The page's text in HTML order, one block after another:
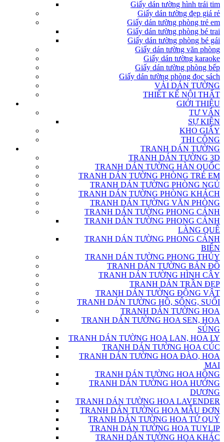
Giấy dán tường hình trái tim
Giấy dán tường đẹp giá rẻ
Giấy dán tường phòng trẻ em
Giấy dán tường phòng bé trai
Giấy dán tường phòng bé gái
Giấy dán tường văn phòng
Giấy dán tường karaoke
Giấy dán tường phòng bếp
Giấy dán tường phòng đọc sách
VẢI DÁN TƯỜNG
THIẾT KẾ NỘI THẤT
GIỚI THIỆU
TƯ VẤN
SỰ KIỆN
KHO GIẤY
THI CÔNG
TRANH DÁN TƯỜNG
TRANH DÁN TƯỜNG 3D
TRANH DÁN TƯỜNG HÀN QUỐC
TRANH DÁN TƯỜNG PHÒNG TRẺ EM
TRANH DÁN TƯỜNG PHÒNG NGỦ
TRANH DÁN TƯỜNG PHÒNG KHÁCH
TRANH DÁN TƯỜNG VĂN PHÒNG
TRANH DÁN TƯỜNG PHONG CẢNH
TRANH DÁN TƯỜNG PHONG CẢNH
LÀNG QUÊ
TRANH DÁN TƯỜNG PHONG CẢNH
BIỂN
TRANH DÁN TƯỜNG PHONG THỦY
TRANH DÁN TƯỜNG BẢN ĐỒ
TRANH DÁN TƯỜNG HÌNH CÂY
TRANH DÁN TRẦN ĐẸP
TRANH DÁN TƯỜNG ĐỘNG VẬT
TRANH DÁN TƯỜNG HỒ, SÔNG, SUỐI
TRANH DÁN TƯỜNG HOA
TRANH DÁN TƯỜNG HOA SEN, HOA
SÚNG
TRANH DÁN TƯỜNG HOA LAN, HOA LY
TRANH DÁN TƯỜNG HOA CÚC
TRANH DÁN TƯỜNG HOA ĐÀO, HOA
MAI
TRANH DÁN TƯỜNG HOA HỒNG
TRANH DÁN TƯỜNG HOA HƯỚNG
DƯƠNG
TRANH DÁN TƯỜNG HOA LAVENDER
TRANH DÁN TƯỜNG HOA MẪU ĐƠN
TRANH DÁN TƯỜNG HOA TỨ QUÝ
TRANH DÁN TƯỜNG HOA TUYLIP
TRANH DÁN TƯỜNG HOA KHÁC